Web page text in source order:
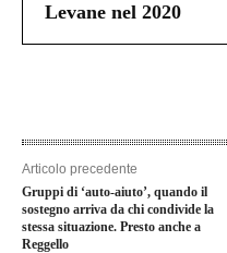
Levane nel 2020
Articolo precedente
Gruppi di ‘auto-aiuto’, quando il
sostegno arriva da chi condivide la
stessa situazione. Presto anche a
Reggello